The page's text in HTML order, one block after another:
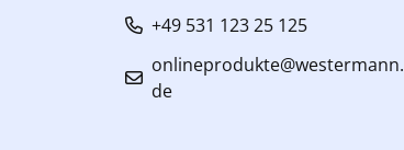
+49 531 123 25 125
onlineprodukte@westermann.
de